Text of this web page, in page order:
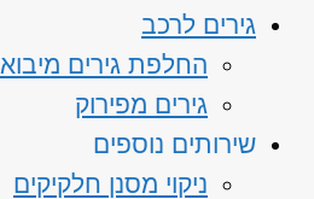
גירים לרכב
החלפת גירים מיבוא
גירים מפירוק
שירותים נוספים
ניקוי מסנן חלקיקים